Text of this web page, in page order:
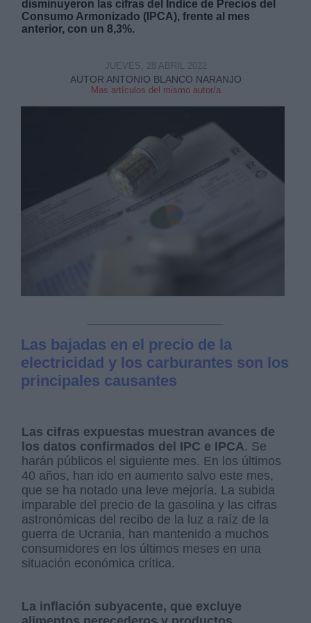
disminuyeron las cifras del Índice de Precios del
Consumo Armonizado (IPCA), frente al mes
anterior, con un 8,3%.
AUTOR ANTONIO BLANCO NARANJO
Mas artículos del mismo autor/a
JUEVES, 28 ABRIL 2022
Las bajadas en el precio de la
electricidad y los carburantes son los
principales causantes
Las cifras expuestas muestran avances de
los datos confirmados del IPC e IPCA. Se
harán públicos el siguiente mes. En los últimos
40 años, han ido en aumento salvo este mes,
que se ha notado una leve mejoría. La subida
imparable del precio de la gasolina y las cifras
astronómicas del recibo de la luz a raíz de la
guerra de Ucrania, han mantenido a muchos
consumidores en los últimos meses en una
situación económica crítica.
La inflación subyacente, que excluye